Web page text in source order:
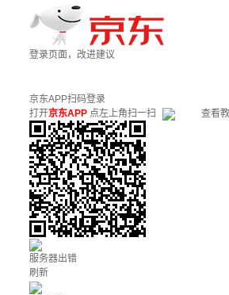
登录页面，改进建议
京东APP扫码登录
打开京东APP 点左上角扫一扫 查看
服务器出错
刷新